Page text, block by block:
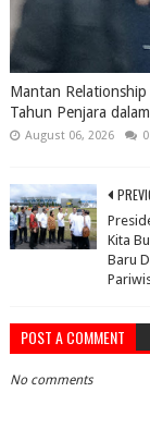
Mantan
Tahun Penjara
August 06, 2026 0
Kita
Baru
POST A COMMENT
No comments